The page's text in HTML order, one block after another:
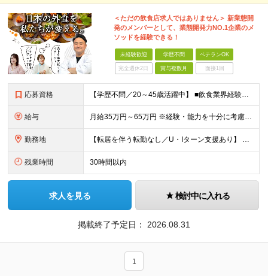
＜ただの飲食店求人ではありません＞ 新業態開
発のメンバーとして、業態開発力NO.1企業のメ
ソッドを経験できる！
未経験歓迎 学歴不問 ベテランOK
完全週休2日 賞与複数月 面接1回
応募資格 【学歴不問／20～45歳活躍中】 ■飲食業界経験および販売／サービスの経験がある方を歓迎します 例えば「もっとこうすれば売れるのに」というアイデアを形にしたい方、経営陣に近いポジションでビジネスを
給与 月給35万円～65万円 ※経験・能力を十分に考慮し決定。 ※月給35万円～48万円までは非管理職となりますので、 上記月給には、月30時間分の固定残業代（61,620円～84,508円）および月10
勤務地 【転居を伴う転勤なし／U・Iターン支援あり】 本社（恵比寿）または当社が運営する東京都内の直営店舗での勤務 ※配属先は経験・希望・プロジェクト内容を踏まえて決定します。 ★社宅・引越支援制度あり（
残業時間 30時間以内
求人を見る 検討中に入れる
掲載終了予定日： 2026.08.31
1